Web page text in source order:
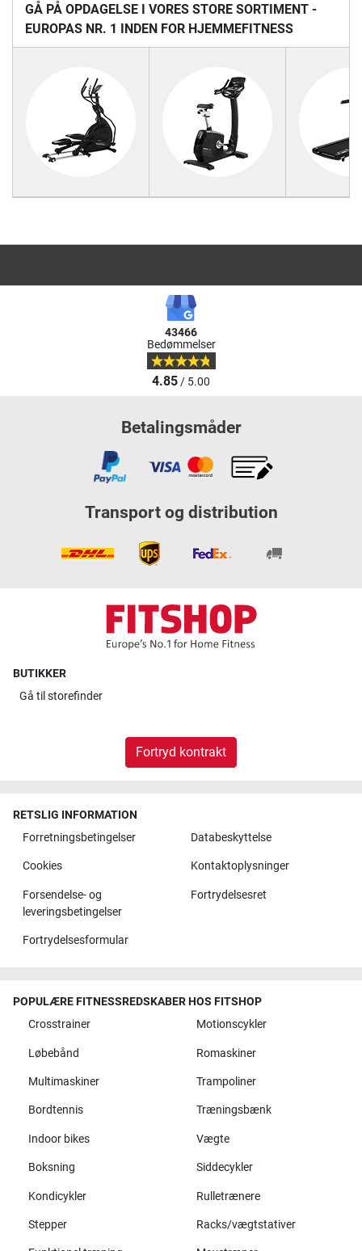
GÅ PÅ OPDAGELSE I VORES STORE SORTIMENT -
EUROPAS NR. 1 INDEN FOR HJEMMEFITNESS
43466
Bedømmelser
4.85/ 5.00
Betalingsmåder
Transport og distribution
BUTIKKER
Gå tilstorefinder
Fortryd kontrakt
RETSLIG INFORMATION
Forretningsbetingelser
Databeskyttelse
Cookies Kontaktoplysninger
Forsendelse- og
leveringsbetingelser
Fortrydelsesret
Fortrydelsesformular
POPULÆRE FITNESSREDSKABER HOS FITSHOP
Crosstrainer
Motionscykler
Løbebånd Romaskiner
Multimaskiner Trampoliner
Bordtennis Træningsbænk
Indoor bikes Vægte
Boksning Siddecykler
Kondicykler Rulletrænere
Stepper Racks/vægtstativer